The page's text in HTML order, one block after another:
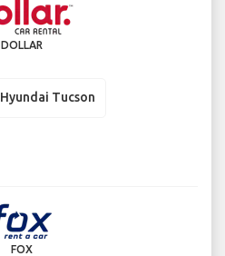
DOLLAR
Hyundai Tucson
FOX